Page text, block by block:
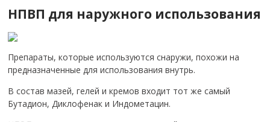
НПВП для наружного использования
Препараты, которые используются снаружи, похожи на
предназначенные для использования внутрь.
В состав мазей, гелей и кремов входит тот же самый
Бутадион, Диклофенак и Индометацин.